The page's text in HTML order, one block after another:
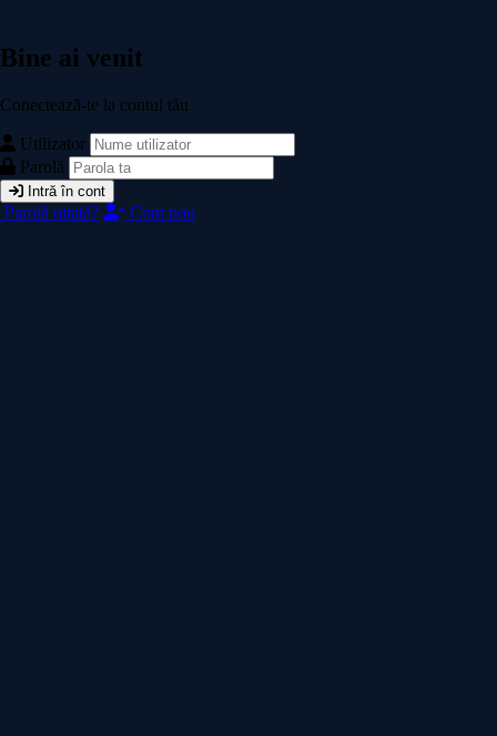
Bine ai venit
Conectează-te la contul tău
Utilizator
Parolă
Intră în cont
Parolă uitată? Cont nou